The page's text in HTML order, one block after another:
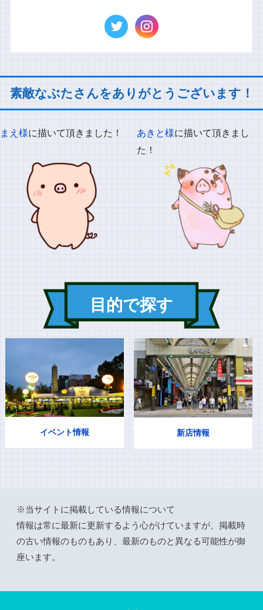
素敵なぶたさんをありがとうございます！
まえ様に描いて頂きました！ あきと様に描いて頂きまし
た！
目的で探す
イベント情報 新店情報
※当サイトに掲載している情報について
情報は常に最新に更新するよう心がけていますが、掲載時
の古い情報のものもあり、最新のものと異なる可能性が御
座います。